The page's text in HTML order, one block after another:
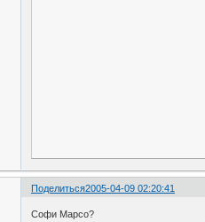
Поделиться2005-04-09 02:20:41
Софи Марсо?